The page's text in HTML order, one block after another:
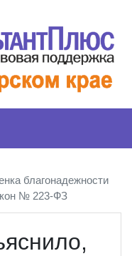
благонадежности
№ 223-ФЗ